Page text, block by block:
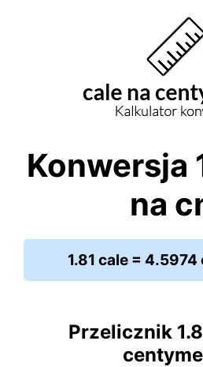
Konwersja
na
1.81 cale =
Przelicznik